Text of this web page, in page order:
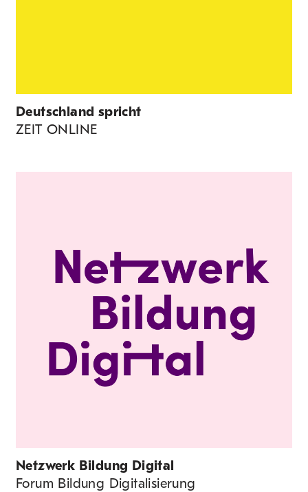
Deutschland spricht
ZEIT ONLINE
Netzwerk Bildung Digital
Forum Bildung Digitalisierung